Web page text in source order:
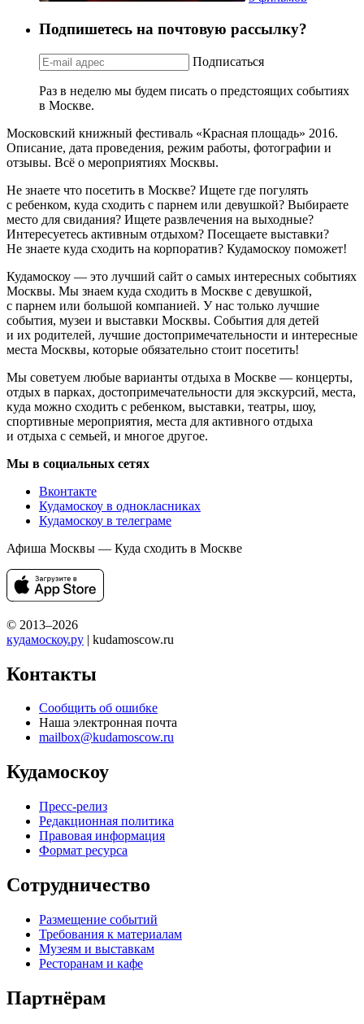
Подпишетесь на почтовую рассылку?
Подписаться
Раз в неделю мы будем писать о предстоящих событиях
в Москве.
Московский книжный фестиваль «Красная площадь» 2016.
Описание, дата проведения, режим работы, фотографии и
отзывы. Всё о мероприятиях Москвы.
Не знаете что посетить в Москве? Ищете где погулять
с ребенком, куда сходить с парнем или девушкой? Выбираете
место для свидания? Ищете развлечения на выходные?
Интересуетесь активным отдыхом? Посещаете выставки?
Не знаете куда сходить на корпоратив? Кудамоскоу поможет!
Кудамоскоу — это лучший сайт о самых интересных событиях
Москвы. Мы знаем куда сходить в Москве с девушкой,
с парнем или большой компанией. У нас только лучшие
события, музеи и выставки Москвы. События для детей
и их родителей, лучшие достопримечательности и интересные
места Москвы, которые обязательно стоит посетить!
Мы советуем любые варианты отдыха в Москве — концерты,
отдых в парках, достопримечательности для экскурсий, места,
куда можно сходить с ребенком, выставки, театры, шоу,
спортивные мероприятия, места для активного отдыха
и отдыха с семьей, и многое другое.
Мы в социальных сетях
Вконтакте
Кудамоскоу в однокласниках
Кудамоскоу в телеграме
Афиша Москвы — Куда сходить в Москве
© 2013–2026
кудамоскоу.ру | kudamoscow.ru
Контакты
Сообщить об ошибке
Наша электронная почта
mailbox@kudamoscow.ru
Кудамоскоу
Пресс-релиз
Редакционная политика
Правовая информация
Формат ресурса
Сотрудничество
Размещение событий
Требования к материалам
Музеям и выставкам
Ресторанам и кафе
Партнёрам